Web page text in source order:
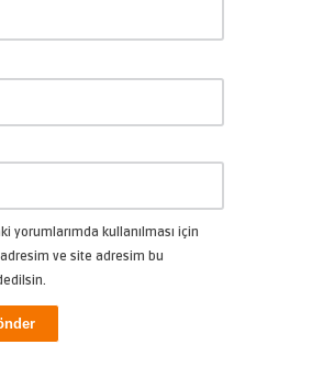
yorumlarımda kullanılması için
ve site adresim bu